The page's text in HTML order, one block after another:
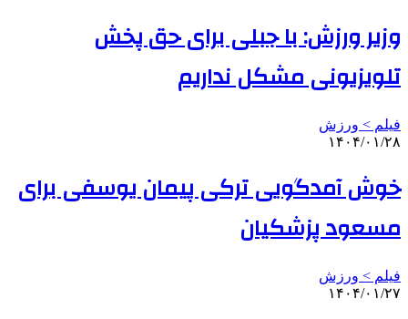
وزیر ورزش: با جبلی برای حق پخش
تلویزیونی مشکل نداریم
فیلم > ورزش
۱۴۰۴/۰۱/۲۸
خوش آمدگویی ترکی پیمان یوسفی برای
مسعود پزشکیان
فیلم > ورزش
۱۴۰۴/۰۱/۲۷